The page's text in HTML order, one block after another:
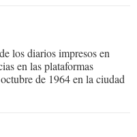
los diarios impresos en
en las plataformas
de 1964 en la ciudad